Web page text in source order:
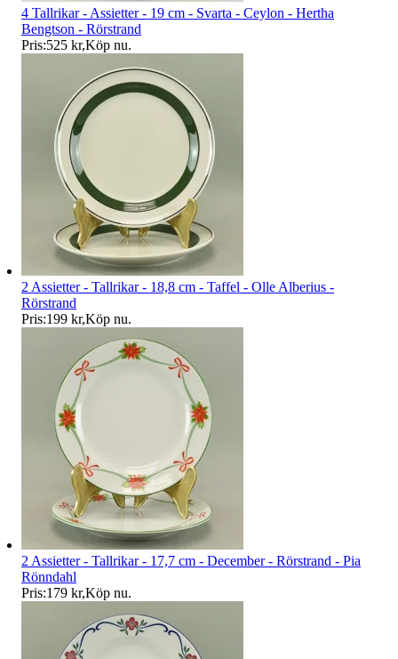
4 Tallrikar - Assietter - 19 cm - Svarta - Ceylon - Hertha
Bengtson - Rörstrand
Pris:525 kr,Köp nu.
2 Assietter - Tallrikar - 18,8 cm - Taffel - Olle Alberius -
Rörstrand
Pris:199 kr,Köp nu.
2 Assietter - Tallrikar - 17,7 cm - December - Rörstrand - Pia
Rönndahl
Pris:179 kr,Köp nu.